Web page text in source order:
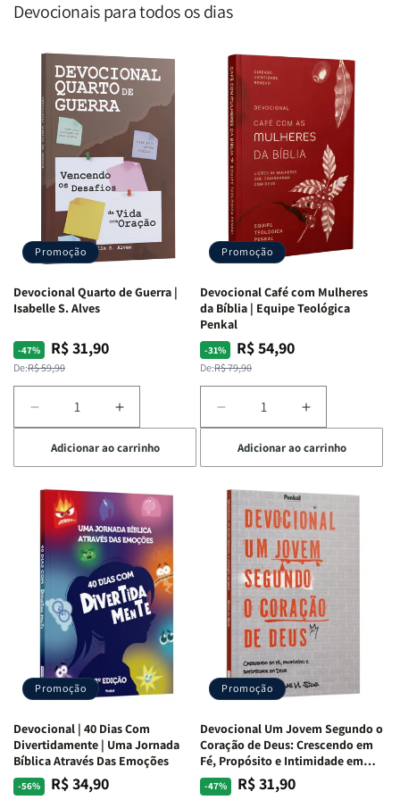
Devocionais para todos os dias
Promoção
Devocional Quarto de Guerra |
Isabelle S. Alves
-47%
Preço
normal
De:R$ 59,90
Preço
promocional
R$ 31,90
Diminuir
a
quantidade
de
Devocional
Quarto
de
Guerra
Isabelle
S.
Alves
Aumentar
a
quantidade
de
Devocional
Quarto
de
Guerra
|
Isabelle
S.
Alves
Adicionar ao carrinho
Promoção
Devocional Café com Mulheres
da Bíblia | Equipe Teológica
Penkal
-31%
Preço
normal
De:R$ 79,90
Preço
promocional
R$ 54,90
Diminuir
a
quantidade
de
Devocional
Café
com
Mulheres
da
Bíblia
Equipe
Teológica
Penkal
Aumentar
a
quantidade
de
Devocional
Café
com
Mulheres
da
Bíblia
|
Equipe
Teológica
Penkal
Adicionar ao carrinho
Promoção
Devocional | 40 Dias Com
Divertidamente | Uma Jornada
Bíblica Através Das Emoções
-56%
Preço
PreçoR$ 34,90
Promoção
Devocional Um Jovem Segundo o
Coração de Deus: Crescendo em
Fé, Propósito e Intimidade em
Deus
-47%
Preço
PreçoR$ 31,90